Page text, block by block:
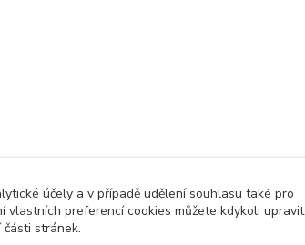
účely a v případě udělení souhlasu také pro
vlastních preferencí cookies můžete kdykoli upravit
stránek.